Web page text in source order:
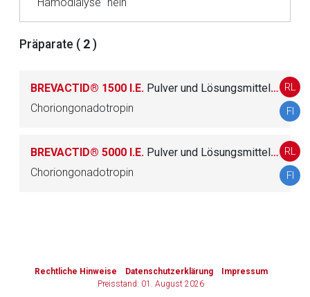
Präparate ( 2 )
BREVACTID® 1500 I.E. Pulver und Lösungsmittel zur Herstellung einer Injektionslösung
Choriongonadotropin
RL
FI
BREVACTID® 5000 I.E. Pulver und Lösungsmittel zur Herstellung einer Injektionslösung
Choriongonadotropin
RL
FI
Rechtliche Hinweise Datenschutzerklärung
Impressum
Preisstand: 01. August 2026
Zurück zur rote-liste.de Zur Seite